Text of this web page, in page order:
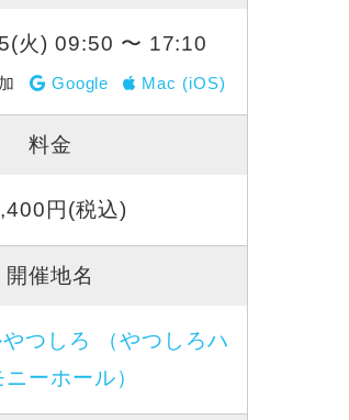
火) 09:50 〜 17:10
Google Mac (iOS)
料金
円(税込)
開催地名
つしろ （やつしろハ
ーホール）